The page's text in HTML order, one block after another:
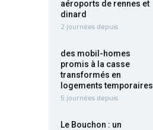
aéroports de rennes et
dinard
2 journées depuis
des mobil-homes
promis à la casse
transformés en
logements temporaires
5 journées depuis
Le Bouchon : un